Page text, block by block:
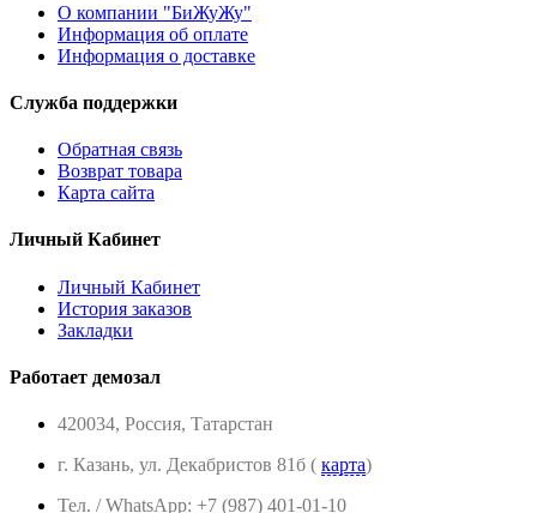
О компании "БиЖуЖу"
Информация об оплате
Информация о доставке
Служба поддержки
Обратная связь
Возврат товара
Карта сайта
Личный Кабинет
Личный Кабинет
История заказов
Закладки
Работает демозал
420034, Россия, Татарстан
г. Казань, ул. Декабристов 81б ( карта)
Тел. / WhatsApp: +7 (987) 401-01-10